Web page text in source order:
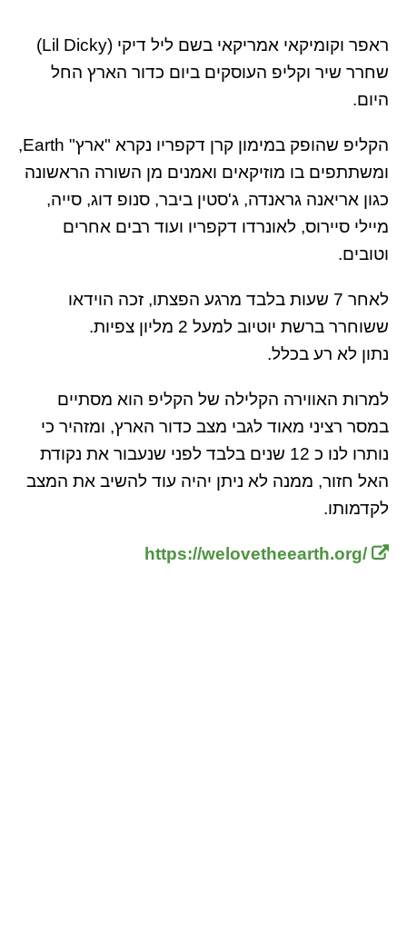
ראפר וקומיקאי אמריקאי בשם ליל דיקי (Lil Dicky)
שחרר שיר וקליפ העוסקים ביום כדור הארץ החל
היום.
הקליפ שהופק במימון קרן דקפריו נקרא "ארץ" Earth,
ומשתתפים בו מוזיקאים ואמנים מן השורה הראשונה
כגון אריאנה גראנדה, ג'סטין ביבר, סנופ דוג, סייה,
מיילי סיירוס, לאונרדו דקפריו ועוד רבים אחרים
וטובים.
לאחר 7 שעות בלבד מרגע הפצתו, זכה הוידאו
ששוחרר ברשת יוטיוב למעל 2 מליון צפיות.
נתון לא רע בכלל.
למרות האווירה הקלילה של הקליפ הוא מסתיים
במסר רציני מאוד לגבי מצב כדור הארץ, ומזהיר כי
נותרו לנו כ 12 שנים בלבד לפני שנעבור את נקודת
האל חזור, ממנה לא ניתן יהיה עוד להשיב את המצב
לקדמותו.
https://welovetheearth.org/